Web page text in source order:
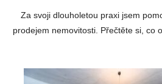
Za svoji dlouholetou praxi jsem
prodejem nemovitosti. Přečtěte si, co